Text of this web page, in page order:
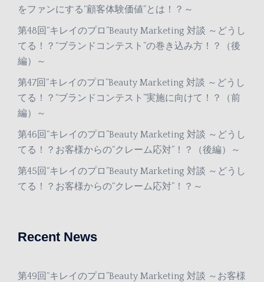
をファンにする“顧客体験価値”とは！？～
第48回“キレイのプロ”Beauty Marketing 対談 ～どうし
てる！？“ブランドコンテスト”の巻き込み方！？（後
編）～
第47回“キレイのプロ”Beauty Marketing 対談 ～どうし
てる！？“ブランドコンテスト”実施に向けて！？（前
編）～
第46回“キレイのプロ”Beauty Marketing 対談 ～どうし
てる！？お客様からの“クレーム応対”！？（後編）～
第45回“キレイのプロ”Beauty Marketing 対談 ～どうし
てる！？お客様からの“クレーム応対”！？～
Recent News
第49回“キレイのプロ”Beauty Marketing 対談 ～お客様